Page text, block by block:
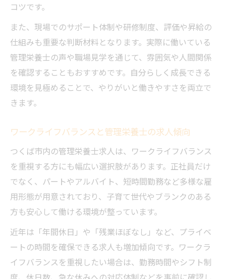
コツです。
また、現場でのサポート体制や研修制度、評価や昇給の
仕組みも重要な判断材料となります。実際に働いている
管理栄養士の声や職場見学を通じて、雰囲気や人間関係
を確認することもおすすめです。自分らしく成長できる
環境を見極めることで、やりがいと働きやすさを両立で
きます。
ワークライフバランスと管理栄養士の求人傾向
つくば市内の管理栄養士求人は、ワークライフバランス
を重視する方にも幅広い選択肢があります。正社員だけ
でなく、パートやアルバイト、短時間勤務など多様な雇
用形態が用意されており、子育て世代やブランクのある
方も安心して働ける環境が整っています。
近年は「年間休日」や「残業ほぼなし」など、プライベ
ートの時間を確保できる求人も増加傾向です。ワークラ
イフバランスを重視したい場合は、勤務時間やシフト制